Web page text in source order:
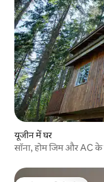
यूजीन में घर
सॉना, होम जिम और AC